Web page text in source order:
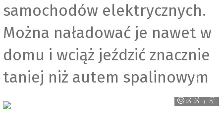
samochodów elektrycznych.
Można naładować je nawet w
domu i wciąż jeździć znacznie
taniej niż autem spalinowym
t
e
f
a
n
c
h
w
e
i
h
o
f
er
i
x
a
b
a y